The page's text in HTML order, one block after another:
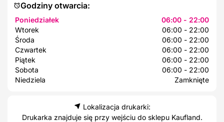
Godziny otwarcia:
Poniedziałek
06:00 - 22:00
Wtorek
06:00 - 22:00
Środa
06:00 - 22:00
Czwartek
06:00 - 22:00
Piątek
06:00 - 22:00
Sobota
06:00 - 22:00
Niedziela
Zamknięte
Lokalizacja drukarki:
Drukarka znajduje się przy wejściu do sklepu Kaufland.